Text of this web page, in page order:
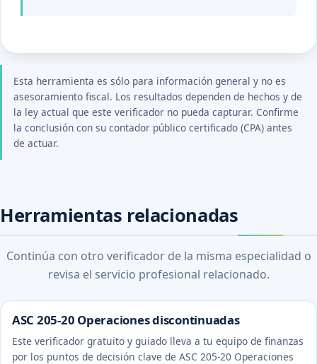
Esta herramienta es sólo para información general y no es
asesoramiento fiscal. Los resultados dependen de hechos y de
la ley actual que este verificador no pueda capturar. Confirme
la conclusión con su contador público certificado (CPA) antes
de actuar.
Herramientas relacionadas
Continúa con otro verificador de la misma especialidad o
revisa el servicio profesional relacionado.
ASC 205-20 Operaciones discontinuadas
Este verificador gratuito y guiado lleva a tu equipo de finanzas
por los puntos de decisión clave de ASC 205-20 Operaciones